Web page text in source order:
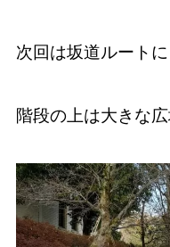
次回は坂道ルート
階段の上は大きな広